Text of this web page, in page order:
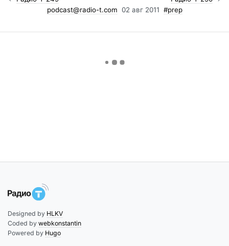
podcast@radio-t.com 02 авг 2011 #prep
Designed by HLKV
Coded by webkonstantin
Powered by Hugo